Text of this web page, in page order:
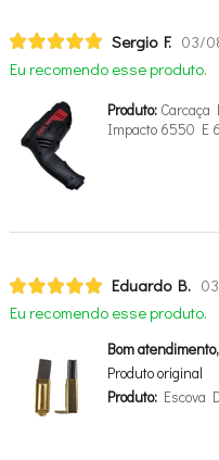
Sergio F. 03/
Eu recomendo esse produto.
Produto:Carcaça
Impacto 6550 E
Eduardo B.
Eu recomendo esse produto.
Bom
Produto original
Produto:Escova